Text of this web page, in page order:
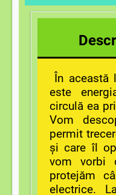
În această
este
circulă ea
Vom
permit
și care îl
vom vorbi
protejăm
electrice.